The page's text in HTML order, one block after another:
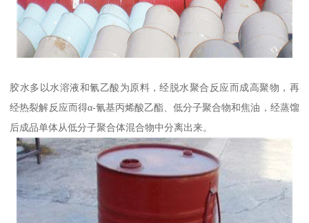
胶水多以水溶液和氰乙酸为原料，经脱水聚合反应而成高聚物，再
经热裂解反应而得α-氰基丙烯酸乙酯、低分子聚合物和焦油，经蒸馏
后成品单体从低分子聚合体混合物中分离出来。